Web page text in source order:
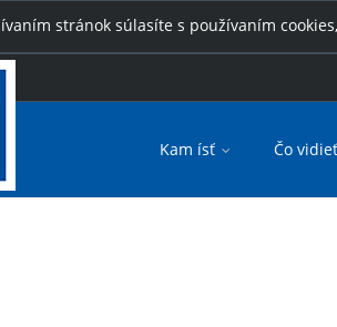
stránok súlasíte s používaním
Kam ísť Čo